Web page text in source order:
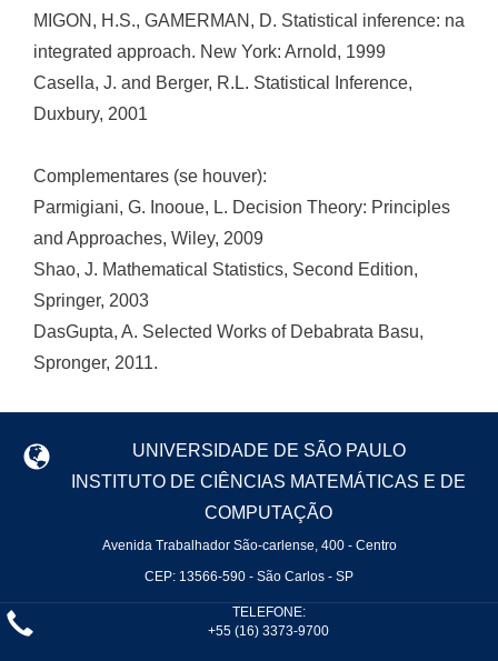
MIGON, H.S., GAMERMAN, D. Statistical inference: na
integrated approach. New York: Arnold, 1999
Casella, J. and Berger, R.L. Statistical Inference,
Duxbury, 2001
Complementares (se houver):
Parmigiani, G. Inooue, L. Decision Theory: Principles
and Approaches, Wiley, 2009
Shao, J. Mathematical Statistics, Second Edition,
Springer, 2003
DasGupta, A. Selected Works of Debabrata Basu,
Spronger, 2011.
UNIVERSIDADE DE SÃO PAULO
INSTITUTO DE CIÊNCIAS MATEMÁTICAS E DE
COMPUTAÇÃO
Avenida Trabalhador São-carlense, 400 - Centro
CEP: 13566-590 - São Carlos - SP
TELEFONE:
+55 (16) 3373-9700